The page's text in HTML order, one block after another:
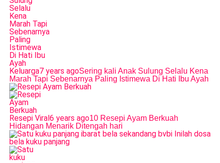
Keluarga7 years agoSering kali Anak Sulung Selalu Kena
Marah Tapi Sebenarnya Paling Istimewa Di Hati Ibu Ayah
Resepi Viral6 years ago10 Resepi Ayam Berkuah
Hidangan Menarik Ditengah hari